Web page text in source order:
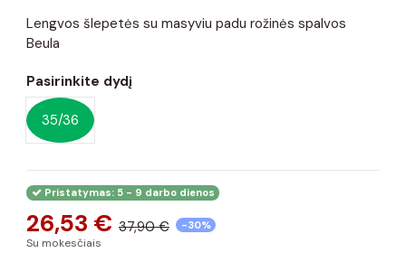
Lengvos šlepetės su masyviu padu rožinės spalvos
Beula
Pasirinkite dydį
35/36
Pristatymas: 5 - 9 darbo dienos
26,53 € 37,90 € -30%
Su mokesčiais